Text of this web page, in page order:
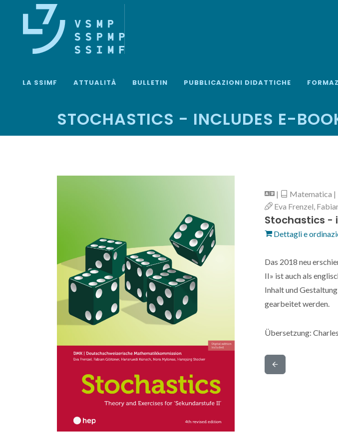
LA SSIMF ATTUALITÀ BULLETIN PUBBLICAZIONI DIDATTICHE
STOCHASTICS - INCLUDES E-
| Matematica |
Eva Frenzel,
Stochastics -
Dettagli e
Das 2018 neu
II» ist auch als
Inhalt und
gearbeitet werden.
Übersetzung:
Indietro